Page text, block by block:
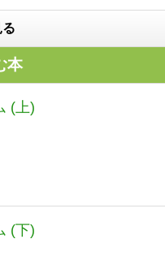
る
本
(上)
(下)